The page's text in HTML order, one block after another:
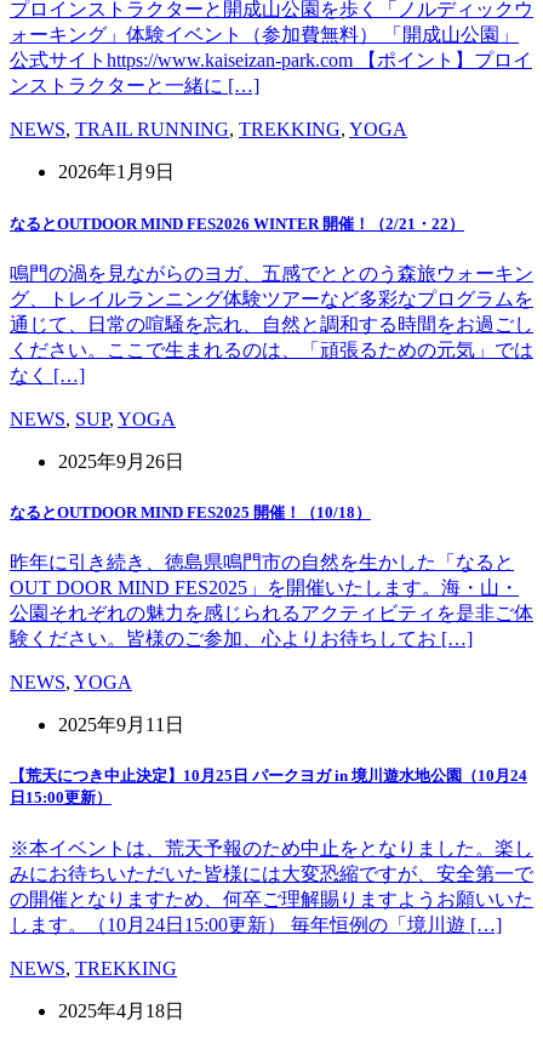
プロインストラクターと開成山公園を歩く「ノルディックウ
ォーキング」体験イベント（参加費無料） 「開成山公園」
公式サイトhttps://www.kaiseizan-park.com 【ポイント】プロイ
ンストラクターと一緒に […]
NEWS, TRAIL RUNNING, TREKKING, YOGA
2026年1月9日
なるとOUTDOOR MIND FES2026 WINTER 開催！（2/21・22）
鳴門の渦を見ながらのヨガ、五感でととのう森旅ウォーキン
グ、トレイルランニング体験ツアーなど多彩なプログラムを
通じて、日常の喧騒を忘れ、自然と調和する時間をお過ごし
ください。ここで生まれるのは、「頑張るための元気」では
なく […]
NEWS, SUP, YOGA
2025年9月26日
なるとOUTDOOR MIND FES2025 開催！（10/18）
昨年に引き続き、徳島県鳴門市の自然を生かした「なると
OUT DOOR MIND FES2025」を開催いたします。海・山・
公園それぞれの魅力を感じられるアクティビティを是非ご体
験ください。皆様のご参加、心よりお待ちしてお […]
NEWS, YOGA
2025年9月11日
【荒天につき中止決定】10月25日 パークヨガ in 境川遊水地公園（10月24
日15:00更新）
※本イベントは、荒天予報のため中止をとなりました。楽し
みにお待ちいただいた皆様には大変恐縮ですが、安全第一で
の開催となりますため、何卒ご理解賜りますようお願いいた
します。（10月24日15:00更新） 毎年恒例の「境川遊 […]
NEWS, TREKKING
2025年4月18日